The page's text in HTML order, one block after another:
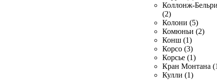
Коллонж-
(2)
Колони (5)
Комюньи (2)
Конш (1)
Корсо (3)
Корсье (1)
Кран Монтана
Кулли (1)